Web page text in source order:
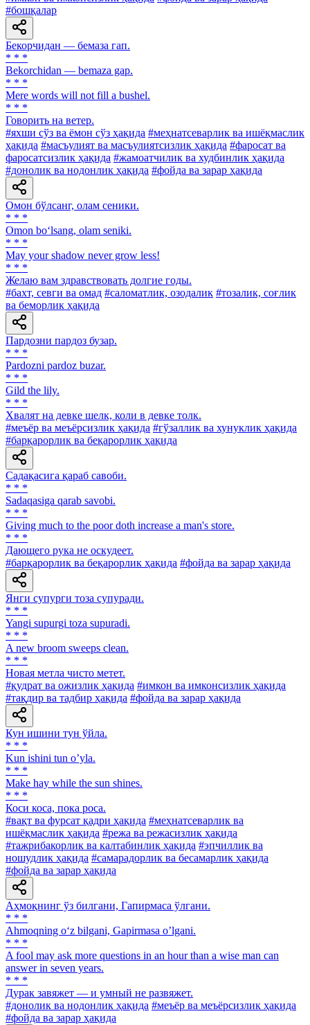
#бошқалар
Бекорчидан — бемаза гап.
* * *
Bekorchidan — bemaza gap.
* * *
Mere words will not fill a bushel.
* * *
Говорить на ветер.
#яхши сўз ва ёмон сўз ҳақида #меҳнатсеварлик ва ишёқмаслик
ҳақида #масъулият ва масъулиятсизлик ҳақида #фаросат ва
фаросатсизлик ҳақида #жамоатчилик ва худбинлик ҳақида
#донолик ва нодонлик ҳақида #фойда ва зарар ҳақида
Омон бўлсанг, олам сеники.
* * *
Omon bo‘lsang, olam seniki.
* * *
May your shadow never grow less!
* * *
Желаю вам здравствовать долгие годы.
#бахт, севги ва омад #саломатлик, озодалик #тозалик, соғлик
ва беморлик ҳақида
Пардозни пардоз бузар.
* * *
Pardozni pardoz buzar.
* * *
Gild the lily.
* * *
Хвалят на девке шелк, коли в девке толк.
#меъёр ва меъёрсизлик ҳақида #гўзаллик ва хунуклик ҳақида
#барқарорлик ва беқарорлик ҳақида
Садақасига қараб савоби.
* * *
Sadaqasiga qarab savobi.
* * *
Giving much to the poor doth increase a man's store.
* * *
Дающего рука не оскудеет.
#барқарорлик ва беқарорлик ҳақида #фойда ва зарар ҳақида
Янги супурги тоза супуради.
* * *
Yangi supurgi toza supuradi.
* * *
A new broom sweeps clean.
* * *
Новая метла чисто метет.
#қудрат ва ожизлик ҳақида #имкон ва имконсизлик ҳақида
#тақдир ва тадбир ҳақида #фойда ва зарар ҳақида
Кун ишини тун ўйла.
* * *
Kun ishini tun oʼyla.
* * *
Make hay while the sun shines.
* * *
Коси коса, пока роса.
#вақт ва фурсат қадри ҳақида #меҳнатсеварлик ва
ишёқмаслик ҳақида #режа ва режасизлик ҳақида
#тажрибакорлик ва калтабинлик ҳақида #эпчиллик ва
ношудлик ҳақида #самарадорлик ва бесамарлик ҳақида
#фойда ва зарар ҳақида
Аҳмоқнинг ўз билгани, Гапирмаса ўлгани.
* * *
Ahmoqning o‘z bilgani, Gapirmasa o’lgani.
* * *
A fool may ask more questions in an hour than a wise man can
answer in seven years.
* * *
Дурак завяжет — и умный не развяжет.
#донолик ва нодонлик ҳақида #меъёр ва меъёрсизлик ҳақида
#фойда ва зарар ҳақида